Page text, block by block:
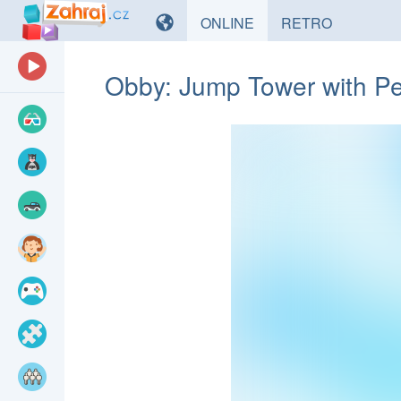
ONLINE HRYRETROHRY
Obby: Jump Tower with